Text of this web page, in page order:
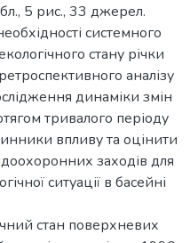
5 рис., 33 джерел.
системного
стану річки
аналізу
динаміки змін
тривалого періоду
впливу та оцінити
заходів для
ситуації в басейні
стан поверхневих